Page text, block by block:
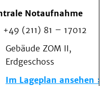
Wählen Sie ein
Notaufnahme
+49 (211) 81 – 17012
Gebäude ZOM II,
Erdgeschoss
Im Lageplan ansehen
Beratung und
Veranstaltungen
Notfall
Forschung & Lehre
Medizinische